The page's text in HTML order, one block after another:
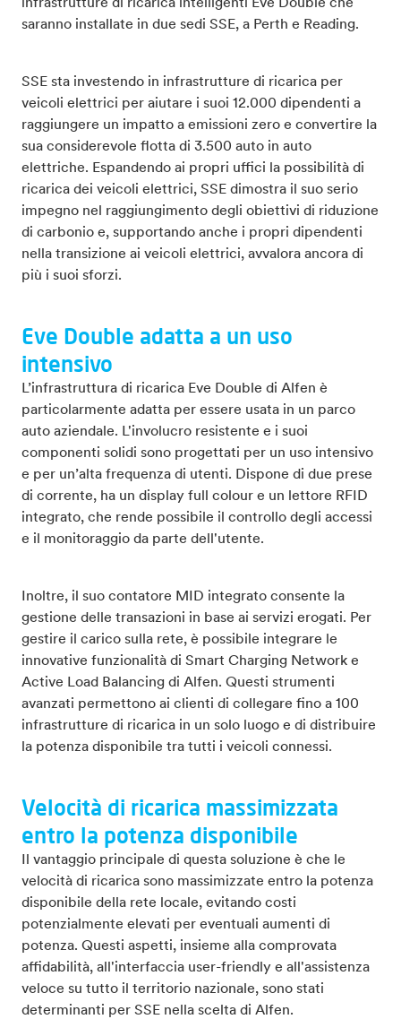
infrastrutture di ricarica intelligenti Eve Double che
saranno installate in due sedi SSE, a Perth e Reading.
SSE sta investendo in infrastrutture di ricarica per
veicoli elettrici per aiutare i suoi 12.000 dipendenti a
raggiungere un impatto a emissioni zero e convertire la
sua considerevole flotta di 3.500 auto in auto
elettriche. Espandendo ai propri uffici la possibilità di
ricarica dei veicoli elettrici, SSE dimostra il suo serio
impegno nel raggiungimento degli obiettivi di riduzione
di carbonio e, supportando anche i propri dipendenti
nella transizione ai veicoli elettrici, avvalora ancora di
più i suoi sforzi.
Eve Double adatta a un uso
intensivo
L’infrastruttura di ricarica Eve Double di Alfen è
particolarmente adatta per essere usata in un parco
auto aziendale. L'involucro resistente e i suoi
componenti solidi sono progettati per un uso intensivo
e per un’alta frequenza di utenti. Dispone di due prese
di corrente, ha un display full colour e un lettore RFID
integrato, che rende possibile il controllo degli accessi
e il monitoraggio da parte dell'utente.
Inoltre, il suo contatore MID integrato consente la
gestione delle transazioni in base ai servizi erogati. Per
gestire il carico sulla rete, è possibile integrare le
innovative funzionalità di Smart Charging Network e
Active Load Balancing di Alfen. Questi strumenti
avanzati permettono ai clienti di collegare fino a 100
infrastrutture di ricarica in un solo luogo e di distribuire
la potenza disponibile tra tutti i veicoli connessi.
Velocità di ricarica massimizzata
entro la potenza disponibile
Il vantaggio principale di questa soluzione è che le
velocità di ricarica sono massimizzate entro la potenza
disponibile della rete locale, evitando costi
potenzialmente elevati per eventuali aumenti di
potenza. Questi aspetti, insieme alla comprovata
affidabilità, all'interfaccia user-friendly e all'assistenza
veloce su tutto il territorio nazionale, sono stati
determinanti per SSE nella scelta di Alfen.